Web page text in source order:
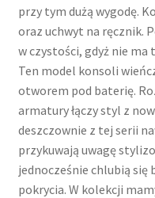
przy tym dużą wygodę.
oraz uchwyt na ręcznik.
w czystości, gdyż nie
Ten model konsoli
otworem pod baterię.
armatury łączy styl z
deszczownie z tej serii
przykuwają uwagę
jednocześnie chlubią
pokrycia. W kolekcji